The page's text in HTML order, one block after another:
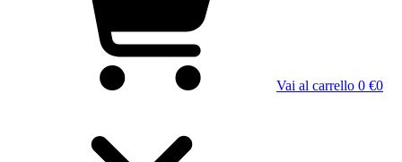
Vai al carrello 0 €0